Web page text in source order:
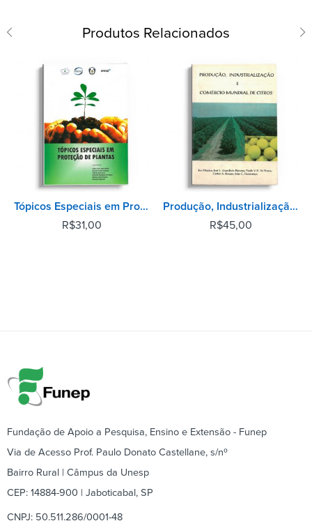
Produtos Relacionados
Tópicos Especiais em Proteção de Plantas
R$31,00
Produção, Industrialização e Comércio Mundial de Citros
R$45,00
Fundação de Apoio a Pesquisa, Ensino e Extensão - Funep
Via de Acesso Prof. Paulo Donato Castellane, s/nº
Bairro Rural | Câmpus da Unesp
CEP: 14884-900 | Jaboticabal, SP
CNPJ: 50.511.286/0001-48